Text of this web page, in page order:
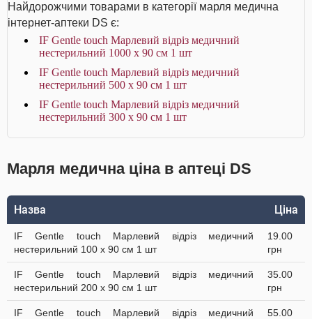
Найдорожчими товарами в категорії марля медична
інтернет-аптеки DS є:
IF Gentle touch Марлевий відріз медичний
нестерильний 1000 х 90 см 1 шт
IF Gentle touch Марлевий відріз медичний
нестерильний 500 х 90 см 1 шт
IF Gentle touch Марлевий відріз медичний
нестерильний 300 х 90 см 1 шт
Марля медична ціна в аптеці DS
Назва Ціна
IF Gentle touch Марлевий відріз медичний
нестерильний 100 х 90 см 1 шт
19.00
грн
IF Gentle touch Марлевий відріз медичний
нестерильний 200 х 90 см 1 шт
35.00
грн
IF Gentle touch Марлевий відріз медичний
55.00